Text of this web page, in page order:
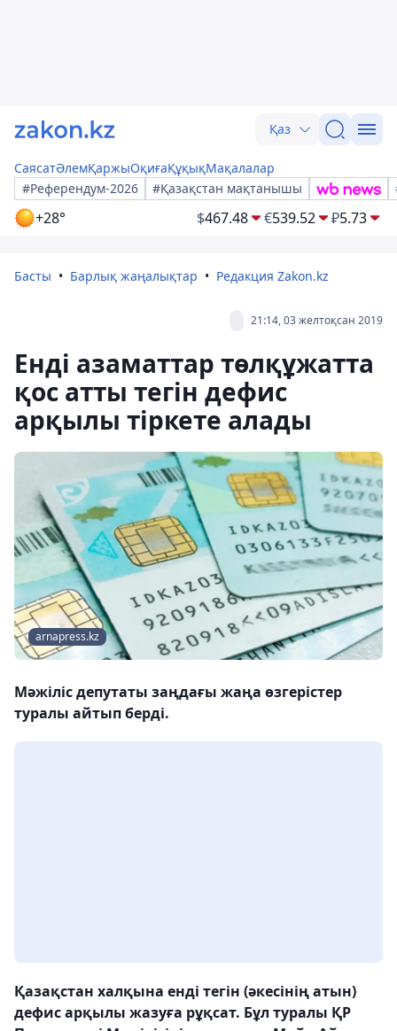
Қаз
СаясатӘлемҚаржыОқиғаҚұқықМақалалар
#Референдум-2026
#Қазақстан мақтанышы
+28° $467.48 €539.52 ₽5.73
Басты Барлық жаңалықтар Редакция Zakon.kz
21:14, 03 желтоқсан 2019
Енді азаматтар төлқұжатта
қос атты тегін дефис
арқылы тіркете алады
arnapress.kz
Мәжіліс депутаты заңдағы жаңа өзгерістер
туралы айтып берді.
Қазақстан халқына енді тегін (әкесінің атын)
дефис арқылы жазуға рұқсат. Бұл туралы ҚР